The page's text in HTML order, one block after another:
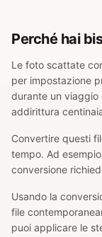
Perché hai
Le foto scattate
per impostazione
durante un viaggio
addirittura
Convertire questi
tempo. Ad
conversione
Usando la
file
puoi applicare le